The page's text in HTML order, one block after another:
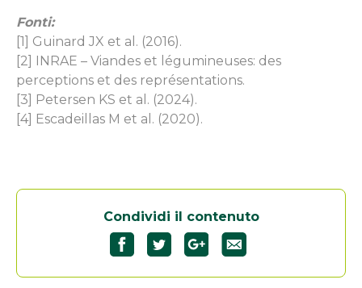
Fonti:
[1] Guinard JX et al. (2016).
[2] INRAE – Viandes et légumineuses: des
perceptions et des représentations.
[3] Petersen KS et al. (2024).
[4] Escadeillas M et al. (2020).
Condividi il contenuto